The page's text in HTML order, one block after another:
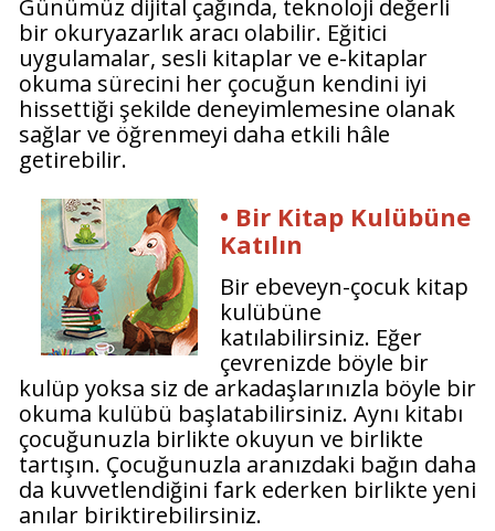
Günümüz dijital çağında, teknoloji değerli
bir okuryazarlık aracı olabilir. Eğitici
uygulamalar, sesli kitaplar ve e-kitaplar
okuma sürecini her çocuğun kendini iyi
hissettiği şekilde deneyimlemesine olanak
sağlar ve öğrenmeyi daha etkili hâle
getirebilir.
• Bir Kitap Kulübüne
Katılın
Bir ebeveyn-çocuk kitap
kulübüne
katılabilirsiniz. Eğer
çevrenizde böyle bir
kulüp yoksa siz de arkadaşlarınızla böyle bir
okuma kulübü başlatabilirsiniz. Aynı kitabı
çocuğunuzla birlikte okuyun ve birlikte
tartışın. Çocuğunuzla aranızdaki bağın daha
da kuvvetlendiğini fark ederken birlikte yeni
anılar biriktirebilirsiniz.